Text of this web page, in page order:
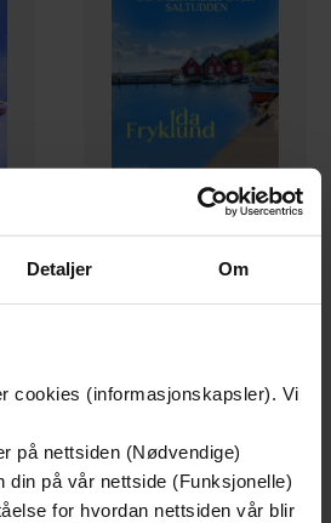
Detaljer Om
cookies (informasjonskapsler). Vi
på nettsiden (Nødvendige)
din på vår nettside (Funksjonelle)
for hvordan nettsiden vår blir
349,-
Ida Fryklund